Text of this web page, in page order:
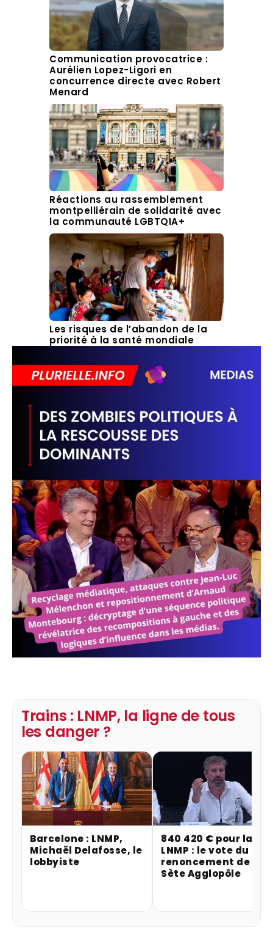
Communication provocatrice :
Aurélien Lopez-Ligori en
concurrence directe avec Robert
Menard
Réactions au rassemblement
montpelliérain de solidarité avec
la communauté LGBTQIA+
Les risques de l’abandon de la
priorité à la santé mondiale
Trains : LNMP, la ligne de tous
les danger ?
Barcelone : LNMP,
Michaël Delafosse, le
lobbyiste
840 420 € pour la
LNMP : le vote du
renoncement de
Sète Agglopôle